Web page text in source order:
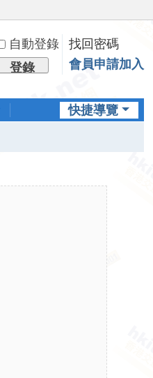
自動登錄
找回密碼
登錄 會員申請加入
快捷導覽